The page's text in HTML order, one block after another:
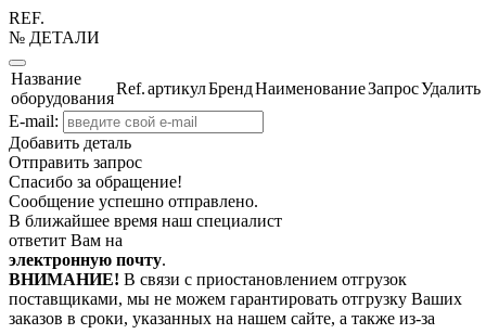
REF.
№ ДЕТАЛИ
Название
оборудования
Ref.артикулБрендНаименованиеЗапросУдалить
E-mail:
Добавить деталь
Отправить запрос
Спасибо за обращение!
Сообщение успешно отправлено.
В ближайшее время наш специалист
ответит Вам на
электронную почту.
ВНИМАНИЕ! В связи с приостановлением отгрузок
поставщиками, мы не можем гарантировать отгрузку Ваших
заказов в сроки, указанных на нашем сайте, а также из-за